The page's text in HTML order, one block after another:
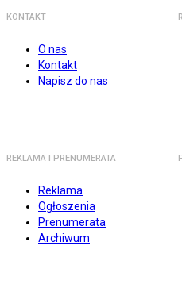
KONTAKT
O nas
Kontakt
Napisz do nas
REKLAMA I PRENUMERATA
Reklama
Ogłoszenia
Prenumerata
Archiwum